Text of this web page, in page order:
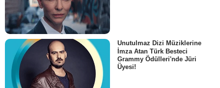
Unutulmaz Dizi Müziklerine
İmza Atan Türk Besteci
Grammy Ödülleri'nde Jüri
Üyesi!